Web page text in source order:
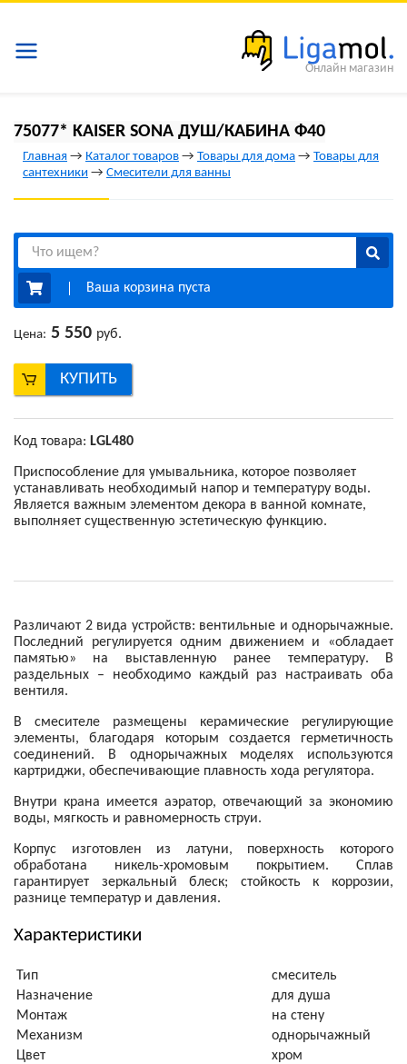
75077* KAISER SONA ДУШ/КАБИНА Ф40
Главная → Каталог товаров → Товары для дома → Товары для
сантехники → Смесители для ванны
Ваша корзина пуста
Цена: 5 550 руб.
КУПИТЬ
Код товара: LGL480
Приспособление для умывальника, которое позволяет
устанавливать необходимый напор и температуру воды.
Является важным элементом декора в ванной комнате,
выполняет существенную эстетическую функцию.
Различают 2 вида устройств: вентильные и однорычажные.
Последний регулируется одним движением и «обладает
памятью» на выставленную ранее температуру. В
раздельных – необходимо каждый раз настраивать оба
вентиля.
В смесителе размещены керамические регулирующие
элементы, благодаря которым создается герметичность
соединений. В однорычажных моделях используются
картриджи, обеспечивающие плавность хода регулятора.
Внутри крана имеется аэратор, отвечающий за экономию
воды, мягкость и равномерность струи.
Корпус изготовлен из латуни, поверхность которого
обработана никель-хромовым покрытием. Сплав
гарантирует зеркальный блеск; стойкость к коррозии,
разнице температур и давления.
Характеристики
Тип
смеситель
Назначение
для душа
Монтаж
на стену
Механизм
однорычажный
Цвет
хром
Онлайн магазин